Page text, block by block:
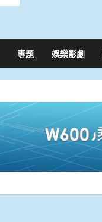
專題 娛樂影劇